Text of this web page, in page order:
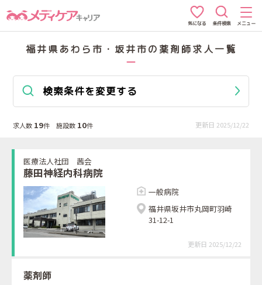
気になる 条件検索 メニュー
福井県あわら市・坂井市の薬剤師求人一覧
検索条件を変更する
求人数 19件 施設数 10件 更新日 2025/12/22
医療法人社団 茜会
藤田神経内科病院
一般病院
福井県坂井市丸岡町羽崎
31-12-1
更新日 2025/12/22
薬剤師